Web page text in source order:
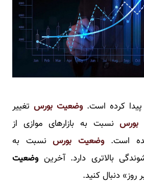
پیدا کرده است. وضعیت بورس تغییر
بورسنسبت به بازارهای موازی از
شده است.وضعیت بورسنسبت به
بالاتری دارد. آخرین وضعیت
روز» دنبال کنید.